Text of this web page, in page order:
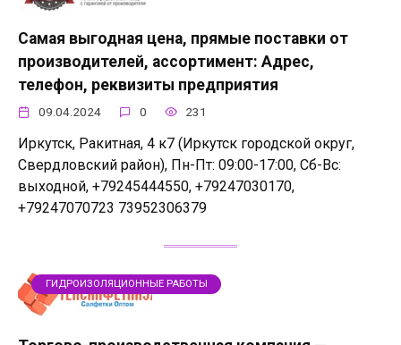
Самая выгодная цена, прямые поставки от
производителей, ассортимент: Адрес,
телефон, реквизиты предприятия
09.04.2024 0 231
Иркутск, Ракитная, 4 к7 (Иркутск городской округ,
Свердловский район), Пн-Пт: 09:00-17:00, Сб-Вс:
выходной, +79245444550, +79247030170,
+79247070723 73952306379
ГИДРОИЗОЛЯЦИОННЫЕ РАБОТЫ